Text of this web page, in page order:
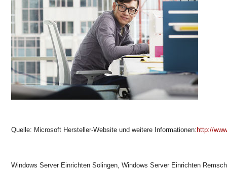
Quelle: Microsoft Hersteller-Website und weitere Informationen: http://
Windows Server Einrichten Solingen, Windows Server Einrichten